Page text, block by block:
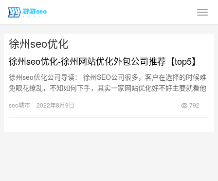
徐州seo优化
徐州seo优化-徐州网站优化外包公司推荐【top5】
徐州seo优化公司导读： 徐州SEO公司很多，客户在选择的时候难
免眼花缭乱，不知如何下手，其实一家网站优化好不好主要就看他
seo城市 2022年8月9日 792